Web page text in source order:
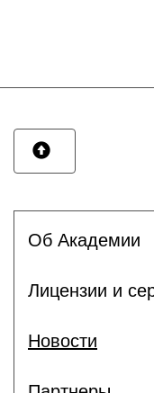
Об Академии
Лицензии и
Новости